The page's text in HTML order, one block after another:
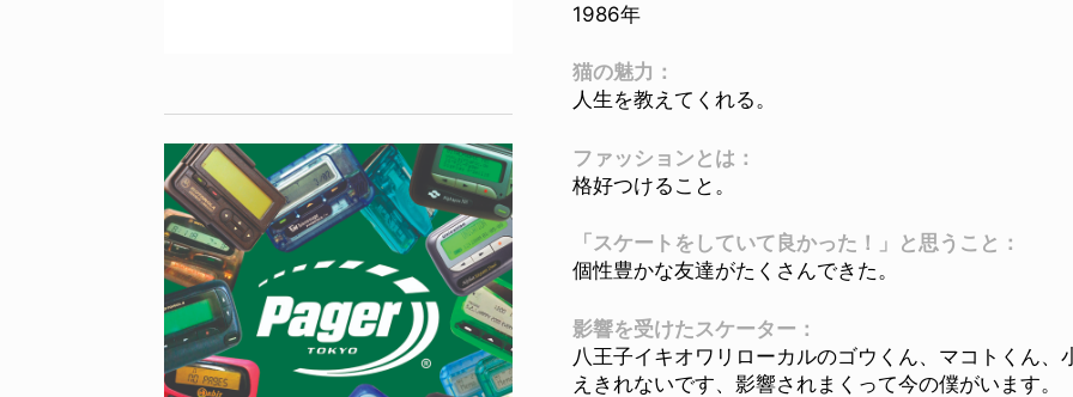
1986年
猫の魅力：
人生を教えてくれる。
ファッションとは：
格好つけること。
「スケートをしていて良かった！」と思うこと：
個性豊かな友達がたくさんできた。
影響を受けたスケーター：
八王子イキオワリローカルのゴウくん、マコトくん
えきれないです、影響されまくって今の僕がいます。